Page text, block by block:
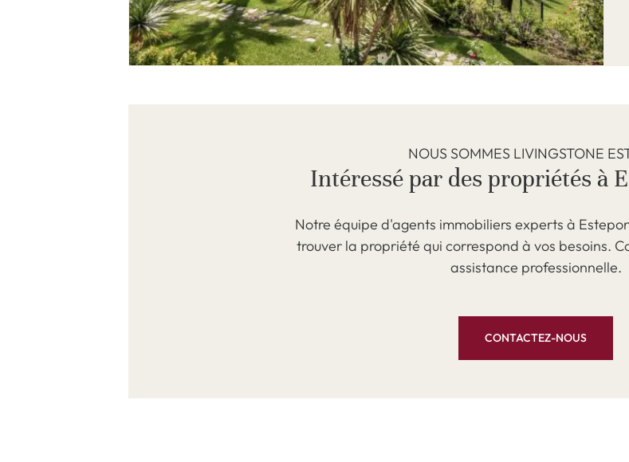
NOUS SOMMES LIVINGSTONE
Intéressé par des propriétés à
Notre équipe d'agents immobiliers experts à
trouver la propriété qui correspond à vos besoins.
assistance professionnelle.
CONTACTEZ-NOUS